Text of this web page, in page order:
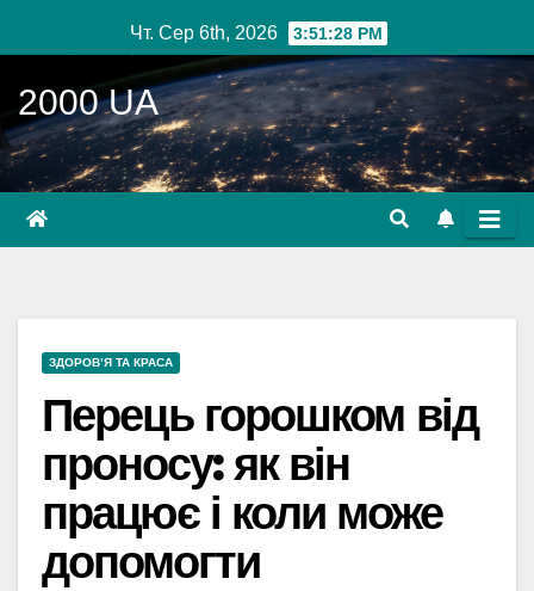
до
вмісту
Чт. Сер 6th, 2026 3:51:29 PM
2000 UA
ЗДОРОВ’Я ТА КРАСА
Перець горошком від
проносу: як він
працює і коли може
допомогти